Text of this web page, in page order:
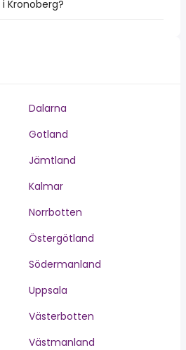
Kronoberg?
Dalarna
Gotland
Jämtland
Kalmar
Norrbotten
Östergötland
Södermanland
Uppsala
Västerbotten
Västmanland